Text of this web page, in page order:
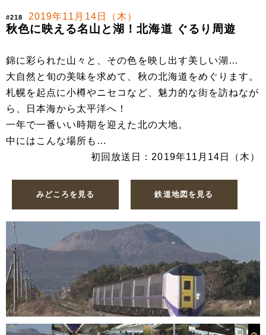
#218 2019年11月14日（木）
秋色に映える名山と湖！北海道 ぐるり周遊
錦に彩られた山々と、その色を映し出す美しい湖…
大自然と旬の美味を求めて、秋の北海道をめぐります。
札幌を起点に小樽やニセコなど、魅力的な街を訪ねなが
ら、日本海から太平洋へ！
一年で一番いい時期を迎えた北の大地。
中にはこんな場所も…
初回放送日：2019年11月14日（木）
みどころを見る 鉄道地図を見る